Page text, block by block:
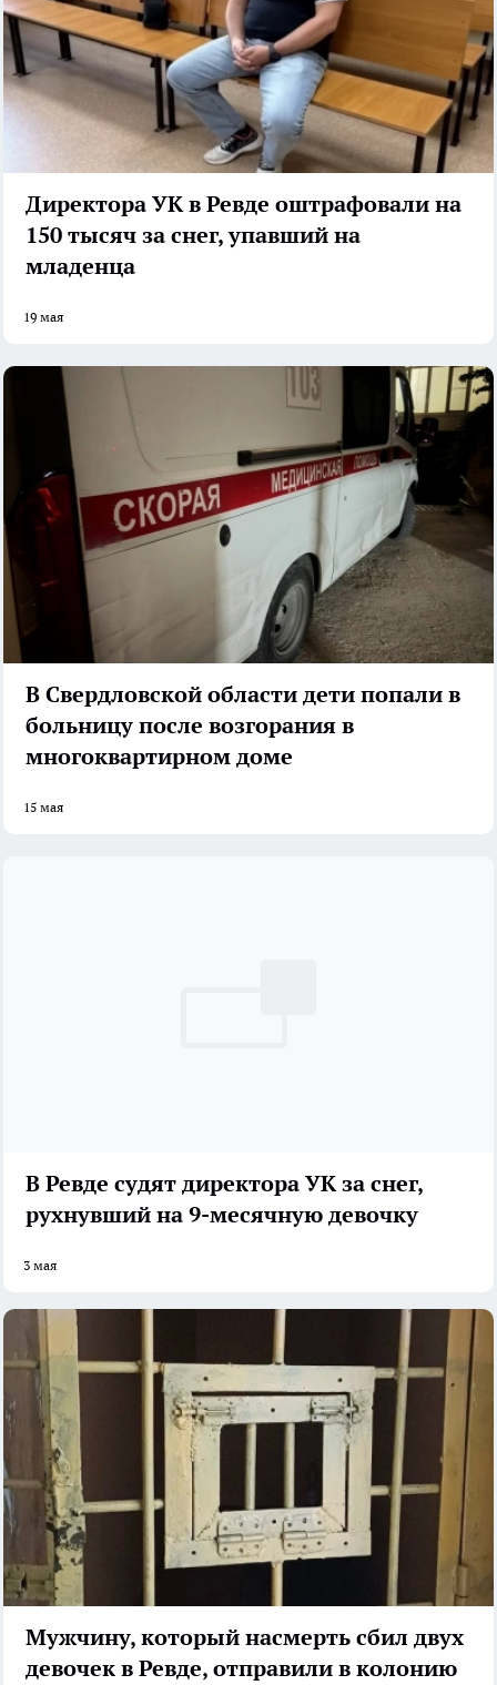
Директора УК в Ревде оштрафовали на
150 тысяч за снег, упавший на
младенца
19 мая
В Свердловской области дети попали в
больницу после возгорания в
многоквартирном доме
15 мая
В Ревде судят директора УК за снег,
рухнувший на 9-месячную девочку
3 мая
Мужчину, который насмерть сбил двух
девочек в Ревде, отправили в колонию